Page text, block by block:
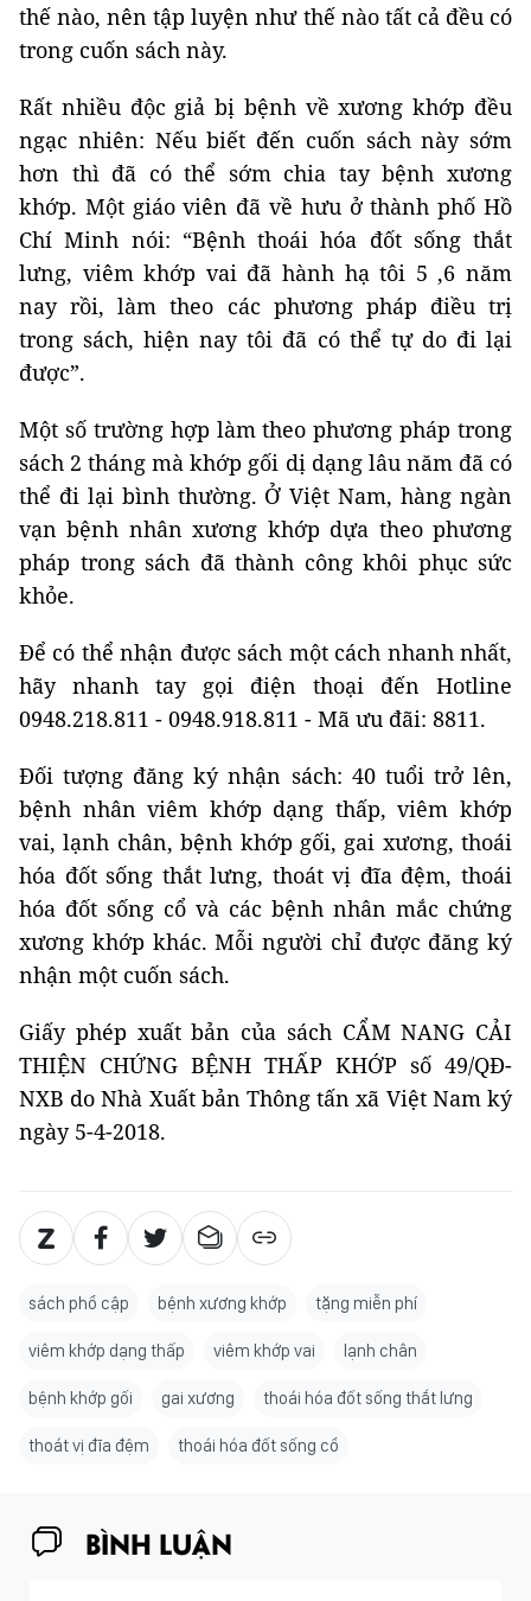
thế nào, nên tập luyện như thế nào tất cả đều có
trong cuốn sách này.
Rất nhiều độc giả bị bệnh về xương khớp đều
ngạc nhiên: Nếu biết đến cuốn sách này sớm
hơn thì đã có thể sớm chia tay bệnh xương
khớp. Một giáo viên đã về hưu ở thành phố Hồ
Chí Minh nói: “Bệnh thoái hóa đốt sống thắt
lưng, viêm khớp vai đã hành hạ tôi 5 ,6 năm
nay rồi, làm theo các phương pháp điều trị
trong sách, hiện nay tôi đã có thể tự do đi lại
được”.
Một số trường hợp làm theo phương pháp trong
sách 2 tháng mà khớp gối dị dạng lâu năm đã có
thể đi lại bình thường. Ở Việt Nam, hàng ngàn
vạn bệnh nhân xương khớp dựa theo phương
pháp trong sách đã thành công khôi phục sức
khỏe.
Để có thể nhận được sách một cách nhanh nhất,
hãy nhanh tay gọi điện thoại đến Hotline
0948.218.811 - 0948.918.811 - Mã ưu đãi: 8811.
Đối tượng đăng ký nhận sách: 40 tuổi trở lên,
bệnh nhân viêm khớp dạng thấp, viêm khớp
vai, lạnh chân, bệnh khớp gối, gai xương, thoái
hóa đốt sống thắt lưng, thoát vị đĩa đệm, thoái
hóa đốt sống cổ và các bệnh nhân mắc chứng
xương khớp khác. Mỗi người chỉ được đăng ký
nhận một cuốn sách.
Giấy phép xuất bản của sách CẨM NANG CẢI
THIỆN CHỨNG BỆNH THẤP KHỚP số 49/QĐ-
NXB do Nhà Xuất bản Thông tấn xã Việt Nam ký
ngày 5-4-2018.
sách phổ cập bệnh xương khớp tặng miễn phí
viêm khớp dạng thấp viêm khớp vai lạnh chân
bệnh khớp gối gai xương thoái hóa đốt sống thắt lưng
thoát vị đĩa đệm thoái hóa đốt sống cổ
BÌNH LUẬN